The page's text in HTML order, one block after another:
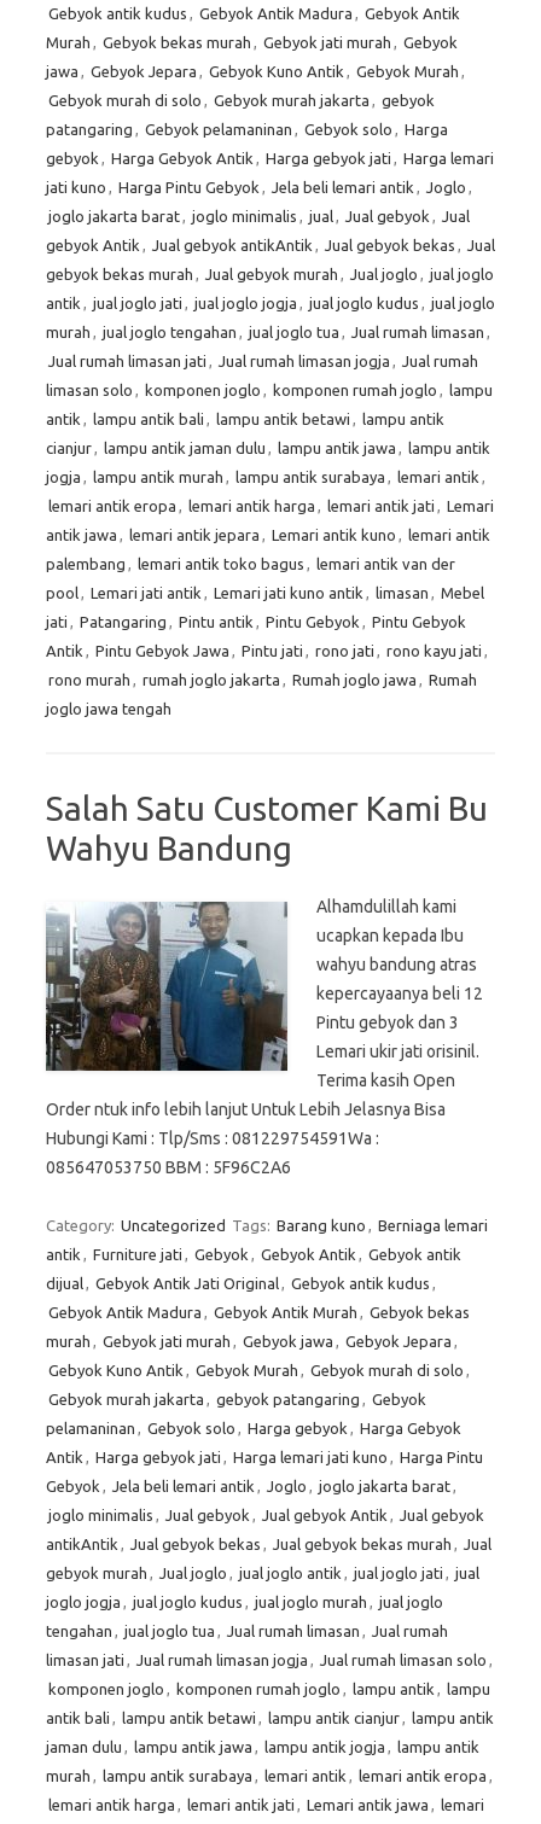
Gebyok antik kudus , Gebyok Antik Madura , Gebyok Antik
Murah , Gebyok bekas murah , Gebyok jati murah , Gebyok
jawa , Gebyok Jepara , Gebyok Kuno Antik , Gebyok Murah ,
Gebyok murah di solo , Gebyok murah jakarta , gebyok
patangaring , Gebyok pelamaninan , Gebyok solo , Harga
gebyok , Harga Gebyok Antik , Harga gebyok jati , Harga lemari
jati kuno , Harga Pintu Gebyok , Jela beli lemari antik , Joglo ,
joglo jakarta barat, joglo minimalis , jual, Jual gebyok , Jual
gebyok Antik , Jual gebyok antikAntik , Jual gebyok bekas , Jual
gebyok bekas murah , Jual gebyok murah , Jual joglo , jual joglo
antik , jual joglo jati , jual joglo jogja , jual joglo kudus , jual joglo
murah , jual joglo tengahan , jual joglo tua , Jual rumah limasan ,
Jual rumah limasan jati , Jual rumah limasan jogja , Jual rumah
limasan solo , komponen joglo , komponen rumah joglo , lampu
antik , lampu antik bali , lampu antik betawi , lampu antik
cianjur, lampu antik jaman dulu , lampu antik jawa , lampu antik
jogja , lampu antik murah , lampu antik surabaya , lemari antik ,
lemari antik eropa , lemari antik harga , lemari antik jati , Lemari
antik jawa , lemari antik jepara , Lemari antik kuno , lemari antik
palembang , lemari antik toko bagus , lemari antik van der
pool, Lemari jati antik , Lemari jati kuno antik , limasan , Mebel
jati , Patangaring , Pintu antik , Pintu Gebyok , Pintu Gebyok
Antik , Pintu Gebyok Jawa , Pintu jati , rono jati , rono kayu jati ,
rono murah , rumah joglo jakarta , Rumah joglo jawa , Rumah
joglo jawa tengah
Salah Satu Customer Kami Bu
Wahyu Bandung
Alhamdulillah kami
ucapkan kepada Ibu
wahyu bandung atras
kepercayaanya beli 12
Pintu gebyok dan 3
Lemari ukir jati orisinil.
Terima kasih Open
Order ntuk info lebih lanjut Untuk Lebih Jelasnya Bisa
Hubungi Kami : Tlp/Sms : 081229754591Wa :
085647053750 BBM : 5F96C2A6
Category: Uncategorized Tags: Barang kuno , Berniaga lemari
antik , Furniture jati , Gebyok , Gebyok Antik , Gebyok antik
dijual, Gebyok Antik Jati Original, Gebyok antik kudus ,
Gebyok Antik Madura , Gebyok Antik Murah , Gebyok bekas
murah , Gebyok jati murah , Gebyok jawa , Gebyok Jepara ,
Gebyok Kuno Antik , Gebyok Murah , Gebyok murah di solo ,
Gebyok murah jakarta , gebyok patangaring , Gebyok
pelamaninan , Gebyok solo , Harga gebyok , Harga Gebyok
Antik , Harga gebyok jati , Harga lemari jati kuno , Harga Pintu
Gebyok , Jela beli lemari antik , Joglo , joglo jakarta barat,
joglo minimalis , Jual gebyok , Jual gebyok Antik , Jual gebyok
antikAntik , Jual gebyok bekas , Jual gebyok bekas murah , Jual
gebyok murah , Jual joglo , jual joglo antik , jual joglo jati , jual
joglo jogja , jual joglo kudus , jual joglo murah , jual joglo
tengahan , jual joglo tua , Jual rumah limasan , Jual rumah
limasan jati , Jual rumah limasan jogja , Jual rumah limasan solo ,
komponen joglo , komponen rumah joglo , lampu antik , lampu
antik bali , lampu antik betawi , lampu antik cianjur, lampu antik
jaman dulu , lampu antik jawa , lampu antik jogja , lampu antik
murah , lampu antik surabaya , lemari antik , lemari antik eropa ,
lemari antik harga , lemari antik jati , Lemari antik jawa , lemari